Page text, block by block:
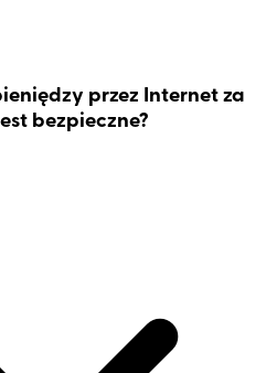
przez Internet za
bezpieczne?